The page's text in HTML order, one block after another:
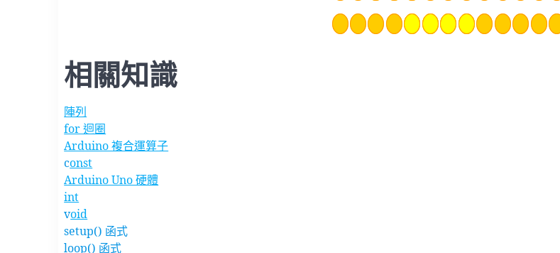
相關知識
陣列
for 迴圈
Arduino 複合運算子
const
Arduino Uno 硬體
int
void
setup() 函式
loop() 函式